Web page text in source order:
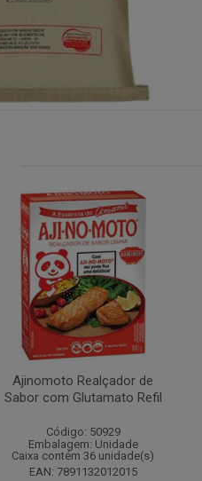
Ajinomoto Realçador de
Sabor com Glutamato Refil
Código: 50929
Embalagem: Unidade
Caixa contém 36 unidade(s)
EAN: 7891132012015